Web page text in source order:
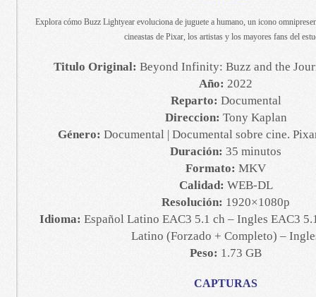
Explora cómo Buzz Lightyear evoluciona de juguete a humano, un icono
cineastas de Pixar, los artistas y los mayores fans del
Titulo Original: Beyond Infinity: Buzz and the
Año: 2022
Reparto: Documental
Direccion: Tony Kaplan
Género: Documental | Documental sobre cine.
Duración: 35 minutos
Formato: MKV
Calidad: WEB-DL
Resolución: 1920×1080p
Idioma: Español Latino EAC3 5.1 ch – Ingles EAC3
Latino (Forzado + Completo) –
Peso: 1.73 GB
CAPTURAS